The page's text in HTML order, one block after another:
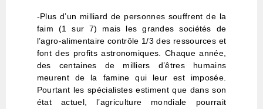
-Plus d’un milliard de personnes souffrent de la
faim (1 sur 7) mais les grandes sociétés de
l’agro-alimentaire contrôle 1/3 des ressources et
font des profits astronomiques. Chaque année,
des centaines de milliers d’êtres humains
meurent de la famine qui leur est imposée.
Pourtant les spécialistes estiment que dans son
état actuel, l’agriculture mondiale pourrait